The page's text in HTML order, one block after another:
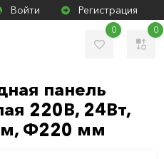
Войти Регистрация
0 0
панель
220В, 24Вт,
Ф220 мм